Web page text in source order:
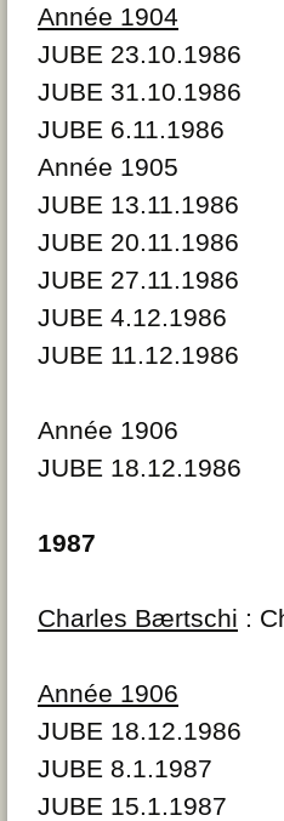
Année 1904
JUBE 23.10.1986
JUBE 31.10.1986
JUBE 6.11.1986
Année 1905
JUBE 13.11.1986
JUBE 20.11.1986
JUBE 27.11.1986
JUBE 4.12.1986
JUBE 11.12.1986
Année 1906
JUBE 18.12.1986
1987
Charles Bærtschi :
Année 1906
JUBE 18.12.1986
JUBE 8.1.1987
JUBE 15.1.1987